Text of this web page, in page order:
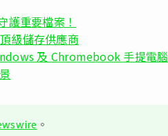
重要檔案！
級儲存供應商
及 Chromebook 手提電腦
。